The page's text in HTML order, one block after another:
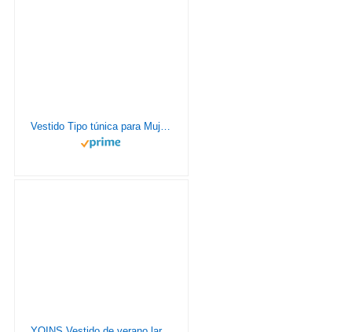
Vestido Tipo túnica para Mujer Manga 3/4 Cuello en V Botones Flecos Delanteros Estampado Floral Vestido Bohemio para Mujer (XL, Azul)